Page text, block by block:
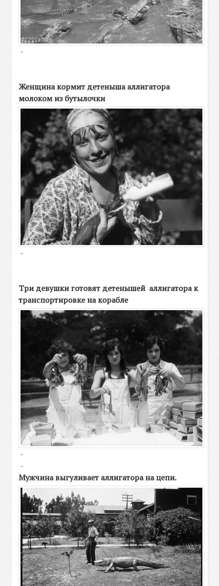
-
Женщина кормит детеныша аллигатора
молоком из бутылочки
-
Три девушки готовят детенышей аллигатора к
транспортировке на корабле
-
-
Мужчина выгуливает аллигатора на цепи.